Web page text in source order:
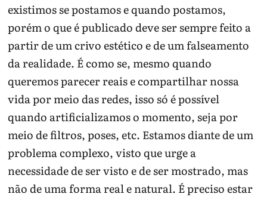
existimos se postamos e quando postamos,
porém o que é publicado deve ser sempre feito a
partir de um crivo estético e de um falseamento
da realidade. É como se, mesmo quando
queremos parecer reais e compartilhar nossa
vida por meio das redes, isso só é possível
quando artificializamos o momento, seja por
meio de filtros, poses, etc. Estamos diante de um
problema complexo, visto que urge a
necessidade de ser visto e de ser mostrado, mas
não de uma forma real e natural. É preciso estar